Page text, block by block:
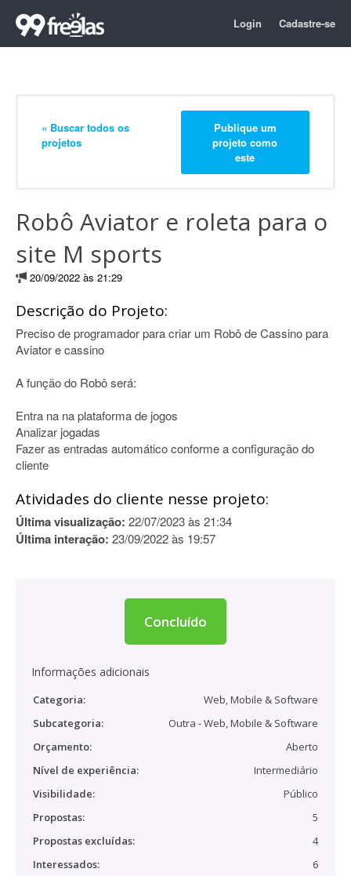
Login Cadastre-se
« Buscar todos os
projetos
Publique um
projeto como
este
Robô Aviator e roleta para o
site M sports
20/09/2022 às 21:29
Descrição do Projeto:
Preciso de programador para criar um Robô de Cassino para
Aviator e cassino
A função do Robô será:
Entra na na plataforma de jogos
Analizar jogadas
Fazer as entradas automático conforme a configuração do
cliente
Atividades do cliente nesse projeto:
Última visualização: 22/07/2023 às 21:34
Última interação: 23/09/2022 às 19:57
Concluído
Informações adicionais
Categoria:
Web, Mobile & Software
Subcategoria:
Outra - Web, Mobile & Software
Orçamento:
Aberto
Nível de experiência:
Intermediário
Visibilidade:
Público
Propostas:
5
Propostas excluídas:
4
Interessados:
6